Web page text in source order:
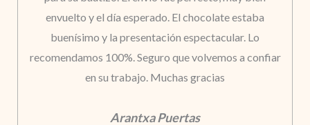
envuelto y el día esperado. El chocolate estaba
buenísimo y la presentación espectacular. Lo
recomendamos 100%. Seguro que volvemos a confiar
en su trabajo. Muchas gracias
Arantxa Puertas